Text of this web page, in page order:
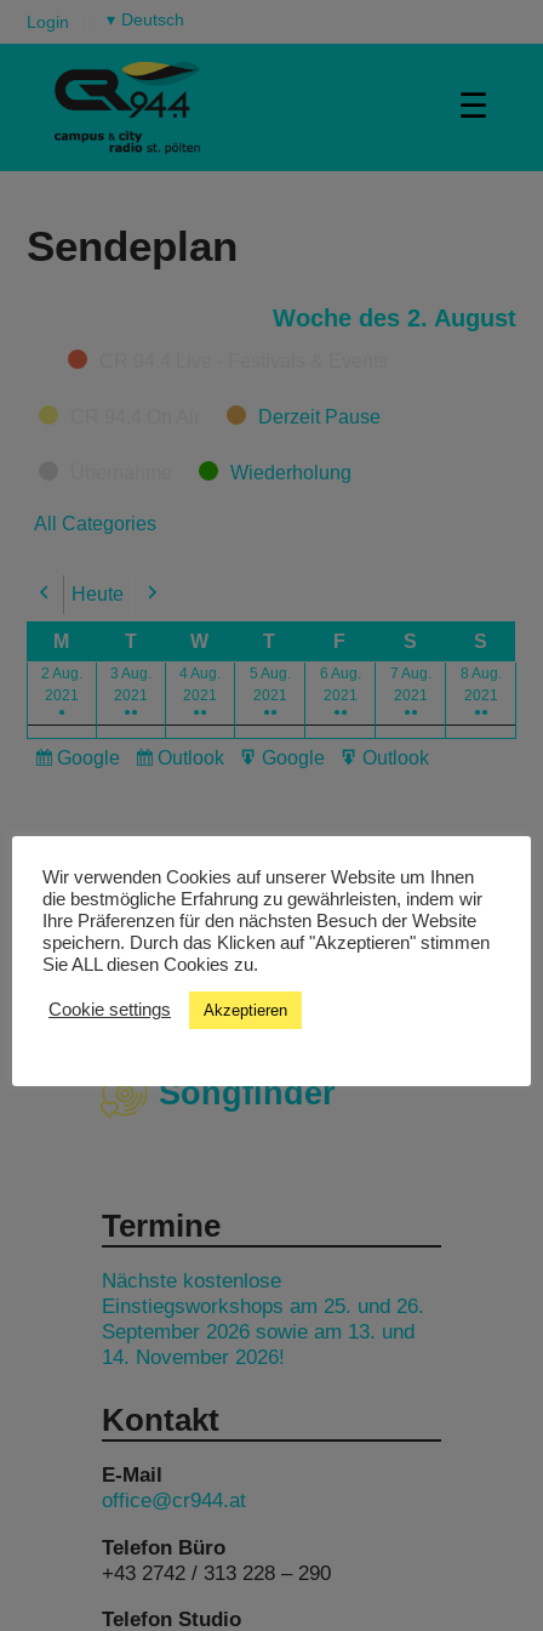
Login ▾
☰
Sendeplan
Woche des 2. August
Categories
Derzeit Pause
Wiederholung
All Categories
Previous
Heute Next
M T W T F S S
2 Aug.
2021
●
3 Aug.
2021
●●
4 Aug.
2021
●●
5 Aug.
2021
●●
6 Aug.
2021
●●
7 Aug.
2021
●●
8 Aug.
2021
●●
Subscribe
Google
Subscribe
Outlook
Export
Google
Export
Outlook
Livestream
Studiochat
Songfinder
Termine
Nächste kostenlose
Einstiegsworkshops am 25. und 26.
September 2026 sowie am 13. und
14. November 2026!
Kontakt
E-Mail
office@cr944.at
Telefon Büro
+43 2742 / 313 228 – 290
Telefon Studio
Wir verwenden Cookies auf unserer Website um Ihnen
die bestmögliche Erfahrung zu gewährleisten, indem wir
Ihre Präferenzen für den nächsten Besuch der Website
speichern. Durch das Klicken auf "Akzeptieren" stimmen
Sie ALL diesen Cookies zu.
Cookie settings Akzeptieren